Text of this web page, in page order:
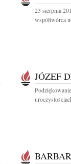
23 sierpnia
współtwórca
JÓZEF